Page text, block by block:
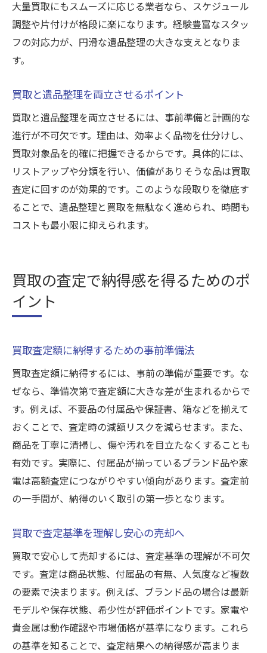
大量買取にもスムーズに応じる業者なら、スケジュール
調整や片付けが格段に楽になります。経験豊富なスタッ
フの対応力が、円滑な遺品整理の大きな支えとなりま
す。
買取と遺品整理を両立させるポイント
買取と遺品整理を両立させるには、事前準備と計画的な
進行が不可欠です。理由は、効率よく品物を仕分けし、
買取対象品を的確に把握できるからです。具体的には、
リストアップや分類を行い、価値がありそうな品は買取
査定に回すのが効果的です。このような段取りを徹底す
ることで、遺品整理と買取を無駄なく進められ、時間も
コストも最小限に抑えられます。
買取の査定で納得感を得るためのポ
イント
買取査定額に納得するための事前準備法
買取査定額に納得するには、事前の準備が重要です。な
ぜなら、準備次第で査定額に大きな差が生まれるからで
す。例えば、不要品の付属品や保証書、箱などを揃えて
おくことで、査定時の減額リスクを減らせます。また、
商品を丁寧に清掃し、傷や汚れを目立たなくすることも
有効です。実際に、付属品が揃っているブランド品や家
電は高額査定につながりやすい傾向があります。査定前
の一手間が、納得のいく取引の第一歩となります。
買取で査定基準を理解し安心の売却へ
買取で安心して売却するには、査定基準の理解が不可欠
です。査定は商品状態、付属品の有無、人気度など複数
の要素で決まります。例えば、ブランド品の場合は最新
モデルや保存状態、希少性が評価ポイントです。家電や
貴金属は動作確認や市場価格が基準になります。これら
の基準を知ることで、査定結果への納得感が高まりま